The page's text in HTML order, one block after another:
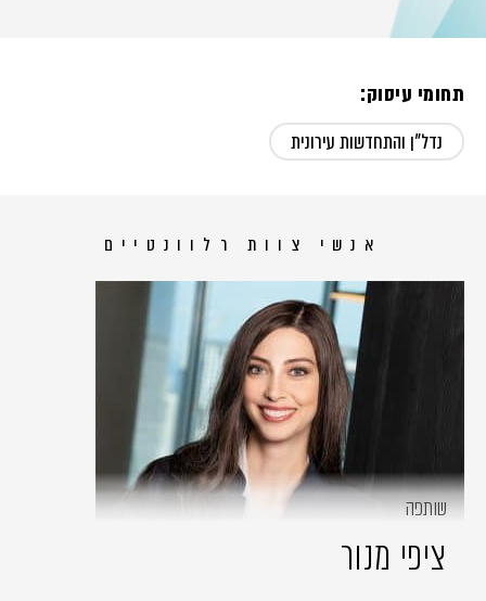
תחומי עיסוק:
נדל"ן והתחדשות עירונית
אנשי צוות רלוונטיים
שותפה
ציפי מנור